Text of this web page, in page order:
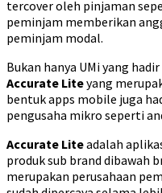
tercover oleh pinjaman
peminjam memberikan
peminjam modal.
Bukan hanya UMi yang
Accurate Liteyang
bentuk apps mobile juga
pengusaha mikro seperti
Accurate Liteadalah
produk sub brand dibawah
merupakan perusahaan